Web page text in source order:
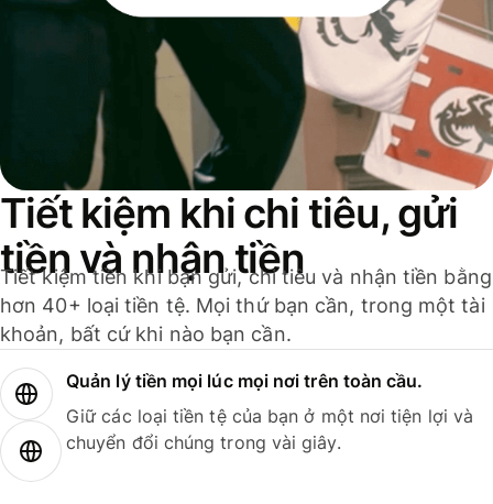
Tiết kiệm khi chi tiêu, gửi
tiền và nhận tiền
Tiết kiệm tiền khi bạn gửi, chi tiêu và nhận tiền bằng
hơn 40+ loại tiền tệ. Mọi thứ bạn cần, trong một tài
khoản, bất cứ khi nào bạn cần.
Quản lý tiền mọi lúc mọi nơi trên toàn cầu.
Giữ các loại tiền tệ của bạn ở một nơi tiện lợi và
chuyển đổi chúng trong vài giây.